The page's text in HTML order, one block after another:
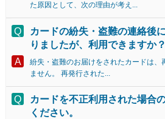
た原因として、次の理由が考え...
カードの紛失・盗難の連絡後
りましたが、利用できますか？
紛失・盗難のお届けをされたカードは、
ません。 再発行された...
カードを不正利用された場合
ください。